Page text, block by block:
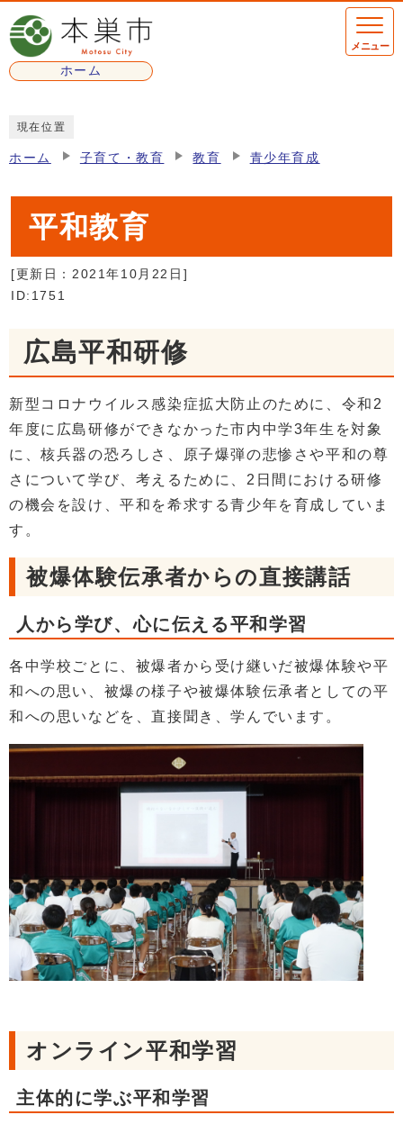
ページの先頭です
ホーム
メニュー
現在位置
ホーム 子育て・教育 教育 青少年育成
平和教育
[更新日： 2021年10月22日 ]
ID:1751
広島平和研修
新型コロナウイルス感染症拡大防止のために、令和2
年度に広島研修ができなかった市内中学3年生を対象
に、核兵器の恐ろしさ、原子爆弾の悲惨さや平和の尊
さについて学び、考えるために、2日間における研修
の機会を設け、平和を希求する青少年を育成していま
す。
被爆体験伝承者からの直接講話
人から学び、心に伝える平和学習
各中学校ごとに、被爆者から受け継いだ被爆体験や平
和への思い、被爆の様子や被爆体験伝承者としての平
和への思いなどを、直接聞き、学んでいます。
オンライン平和学習
主体的に学ぶ平和学習